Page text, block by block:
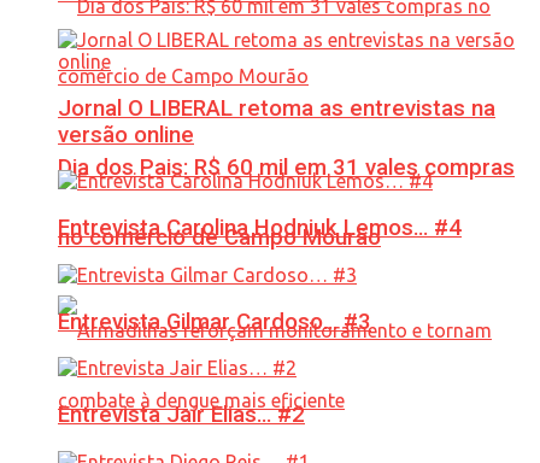
Dia dos Pais: R$ 60 mil em 31 vales compras
no comércio de Campo Mourão
Jornal O LIBERAL retoma as entrevistas na
versão online
Entrevista Carolina Hodniuk Lemos… #4
Entrevista Gilmar Cardoso… #3
Entrevista Jair Elias… #2